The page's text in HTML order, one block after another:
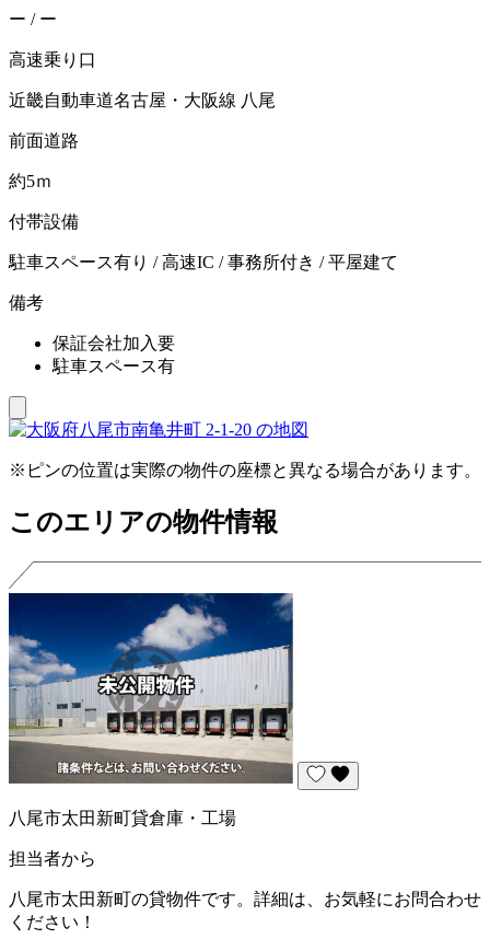
ー / ー
高速乗り口
近畿自動車道名古屋・大阪線 八尾
前面道路
約5ｍ
付帯設備
駐車スペース有り / 高速IC / 事務所付き / 平屋建て
備考
保証会社加入要
駐車スペース有
※ピンの位置は実際の物件の座標と異なる場合があります。
このエリアの物件情報
八尾市太田新町貸倉庫・工場
担当者から
八尾市太田新町の貸物件です。詳細は、お気軽にお問合わせ
ください！